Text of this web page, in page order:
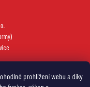
prohlížení webu a díky